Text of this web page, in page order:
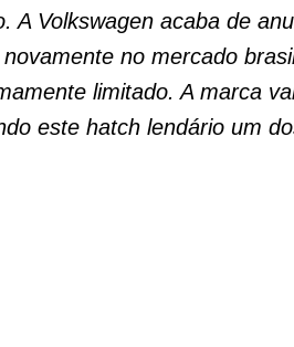
A Volkswagen acaba de
no mercado
limitado. A marca
este hatch lendário um